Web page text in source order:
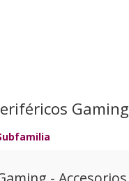
Gaming